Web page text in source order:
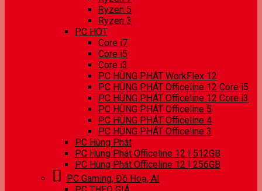
Ryzen 5
Ryzen 3
PC HOT
Core i7
Core i5
Core i3
PC HÙNG PHÁT WorkFlex 12
PC HÙNG PHÁT Officeline 12 Core i5
PC HÙNG PHÁT Officeline 12 Core i3
PC HÙNG PHÁT Officeline 5
PC HÙNG PHÁT Officeline 4
PC HÙNG PHÁT Officeline 3
PC Hùng Phát
PC Hùng Phát Officeline 12 | 512GB
PC Hùng Phát Officeline 12 | 256GB
PC Gaming, Đồ Hoạ, AI